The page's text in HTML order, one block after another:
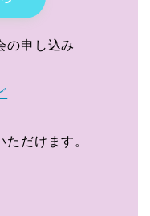
の申し込み
だけます。